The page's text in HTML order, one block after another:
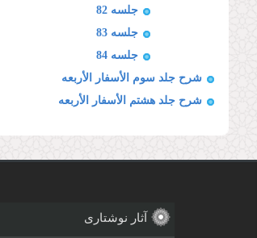
جلسه 82
جلسه 83
جلسه 84
شرح جلد سوم الأسفار الأربعه
شرح جلد هشتم الأسفار الأربعه
آثار نوشتاری